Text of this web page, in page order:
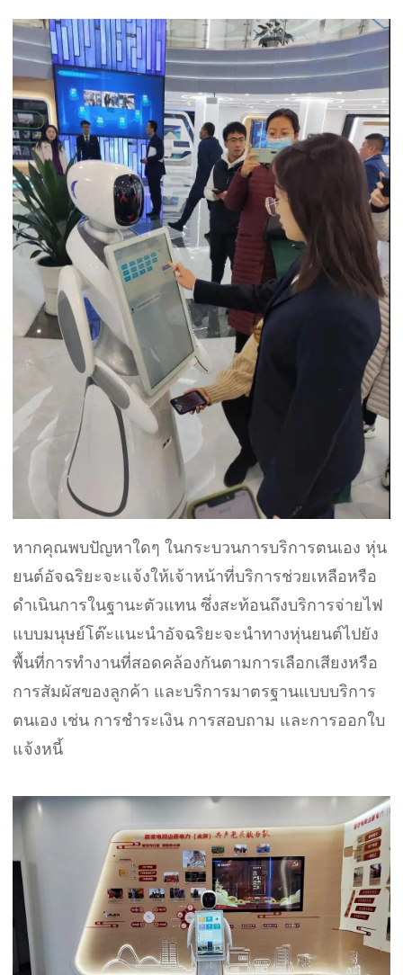
หากคุณพบปัญหาใดๆ ในกระบวนการบริการตนเอง หุ่น
ยนต์อัจฉริยะจะแจ้งให้เจ้าหน้าที่บริการช่วยเหลือหรือ
ดำเนินการในฐานะตัวแทน ซึ่งสะท้อนถึงบริการจ่ายไฟ
แบบมนุษย์โต๊ะแนะนำอัจฉริยะจะนำทางหุ่นยนต์ไปยัง
พื้นที่การทำงานที่สอดคล้องกันตามการเลือกเสียงหรือ
การสัมผัสของลูกค้า และบริการมาตรฐานแบบบริการ
ตนเอง เช่น การชำระเงิน การสอบถาม และการออกใบ
แจ้งหนี้